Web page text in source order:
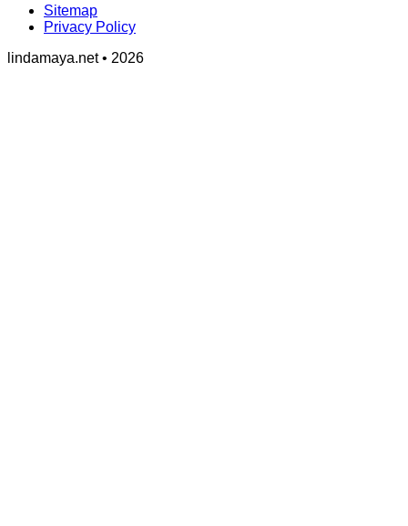
Sitemap
Privacy Policy
lindamaya.net • 2026